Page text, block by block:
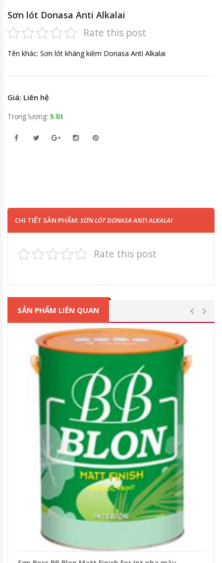
Sơn lót Donasa Anti Alkalai
Rate this post
Tên khác: Sơn lót kháng kiềm Donasa Anti Alkalai
Giá: Liên hệ
Trọng lượng: 5 lít
CHI TIẾT SẢN PHẨM:SƠN LÓT DONASA ANTI ALKALAI
Rate this post
SẢN PHẨM LIÊN QUAN